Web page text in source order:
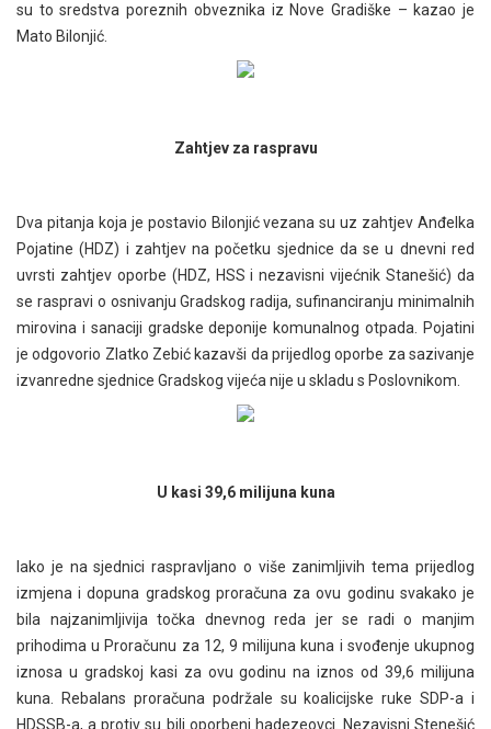
su to sredstva poreznih obveznika iz Nove Gradiške – kazao je
Mato Bilonjić.
Zahtjev za raspravu
Dva pitanja koja je postavio Bilonjić vezana su uz zahtjev Anđelka
Pojatine (HDZ) i zahtjev na početku sjednice da se u dnevni red
uvrsti zahtjev oporbe (HDZ, HSS i nezavisni vijećnik Stanešić) da
se raspravi o osnivanju Gradskog radija, sufinanciranju minimalnih
mirovina i sanaciji gradske deponije komunalnog otpada. Pojatini
je odgovorio Zlatko Zebić kazavši da prijedlog oporbe za sazivanje
izvanredne sjednice Gradskog vijeća nije u skladu s Poslovnikom.
U kasi 39,6 milijuna kuna
Iako je na sjednici raspravljano o više zanimljivih tema prijedlog
izmjena i dopuna gradskog proračuna za ovu godinu svakako je
bila najzanimljivija točka dnevnog reda jer se radi o manjim
prihodima u Proračunu za 12, 9 milijuna kuna i svođenje ukupnog
iznosa u gradskoj kasi za ovu godinu na iznos od 39,6 milijuna
kuna. Rebalans proračuna podržale su koalicijske ruke SDP-a i
HDSSB-a, a protiv su bili oporbeni hadezeovci. Nezavisni Stenešić